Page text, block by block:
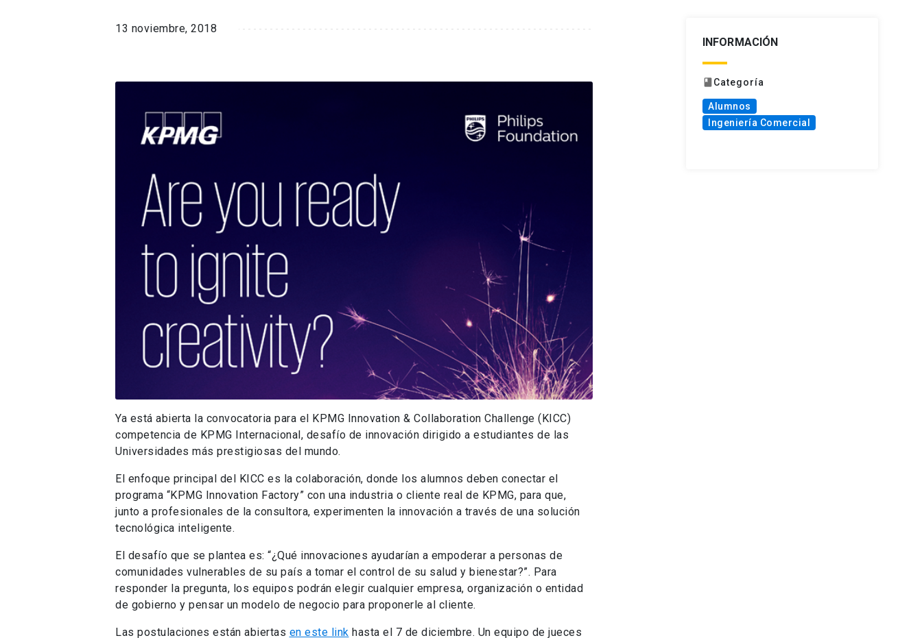
13 noviembre, 2018
Ya está abierta la convocatoria para el KPMG Innovation & Collaboration Challenge (KICC)
competencia de KPMG Internacional, desafío de innovación dirigido a estudiantes de las
Universidades más prestigiosas del mundo.
El enfoque principal del KICC es la colaboración, donde los alumnos deben conectar el
programa “KPMG Innovation Factory” con una industria o cliente real de KPMG, para que,
junto a profesionales de la consultora, experimenten la innovación a través de una solución
tecnológica inteligente.
El desafío que se plantea es: “¿Qué innovaciones ayudarían a empoderar a personas de
comunidades vulnerables de su país a tomar el control de su salud y bienestar?”. Para
responder la pregunta, los equipos podrán elegir cualquier empresa, organización o entidad
de gobierno y pensar un modelo de negocio para proponerle al cliente.
Las postulaciones están abiertas en este link hasta el 7 de diciembre. Un equipo de jueces
INFORMACIÓN
book Categoría
Alumnos
Ingeniería Comercial